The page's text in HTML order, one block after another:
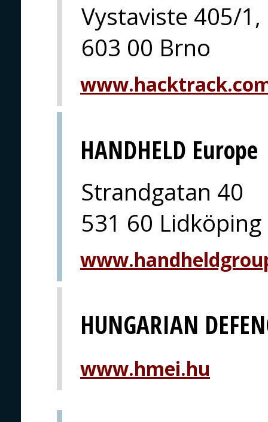
Vystaviste 405/1,
603 00 Brno
HANDHELD Europe
Strandgatan 40
531 60 Lidköping
HUNGARIAN
www.hmei.hu